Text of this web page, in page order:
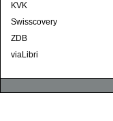
KVK
Swisscovery
ZDB
viaLibri